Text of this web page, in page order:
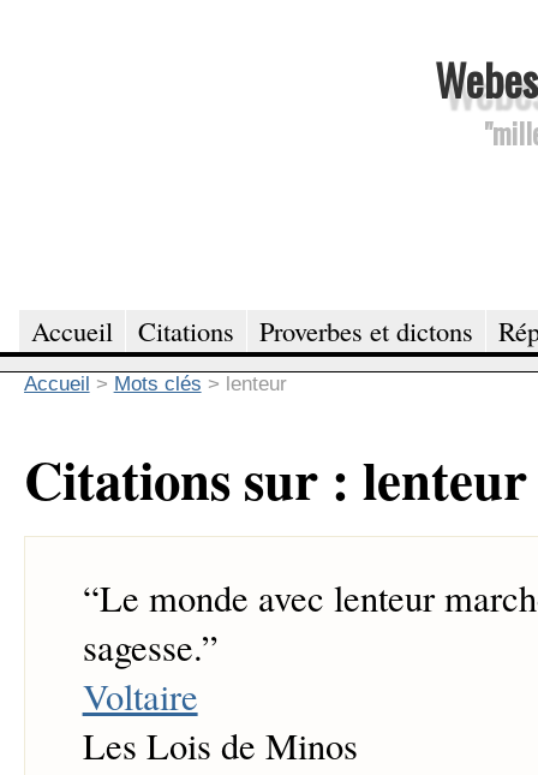
Accueil Citations Proverbes et dictons
Accueil > Mots clés > lenteur
Citations sur : lenteur
“Le monde avec lenteur
sagesse.”
Voltaire
Les Lois de Minos